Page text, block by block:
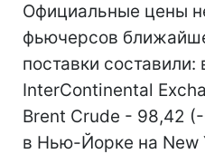
Официальные цены
фьючерсов
поставки
InterContinental
Brent Crude - 98,42
в Нью-Йорке на New